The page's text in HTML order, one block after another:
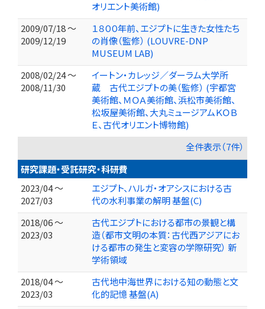
オリエント美術館)
2009/07/18 ～
2009/12/19
１８００年前、エジプトに生きた女性たち
の肖像（監修） (LOUVRE-DNP
MUSEUM LAB)
2008/02/24 ～
2008/11/30
イートン・カレッジ／ダーラム大学所
蔵 古代エジプトの美（監修） (宇都宮
美術館、ＭＯＡ美術館、浜松市美術館、
松坂屋美術館、大丸ミュージアムＫＯＢ
Ｅ、古代オリエント博物館)
全件表示（7件）
研究課題・受託研究・科研費
2023/04 ～
2027/03
エジプト、ハルガ・オアシスにおける古
代の水利事業の解明 基盤(C)
2018/06 ～
2023/03
古代エジプトにおける都市の景観と構
造（都市文明の本質：古代西アジアにお
ける都市の発生と変容の学際研究） 新
学術領域
2018/04 ～
2023/03
古代地中海世界における知の動態と文
化的記憶 基盤(A)